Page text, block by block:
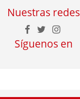
Nuestras redes
Síguenos en